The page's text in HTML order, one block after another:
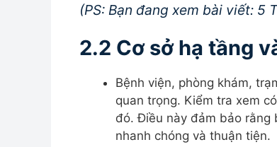
(PS: Bạn đang xem bài viết: 5
2.2 Cơ sở hạ tầng
Bệnh viện, phòng khám,
quan trọng. Kiểm tra xem
đó. Điều này đảm bảo rằng
nhanh chóng và thuận tiện.